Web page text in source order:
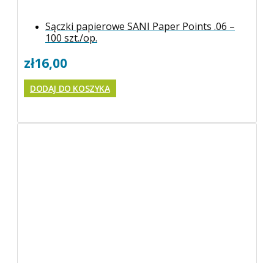
Sączki papierowe SANI Paper Points .06 –
100 szt./op.
zł16,00
DODAJ DO KOSZYKA